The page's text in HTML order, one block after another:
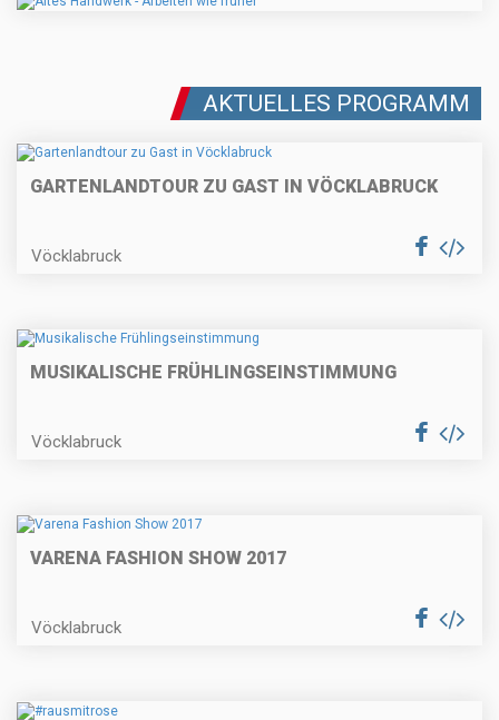
AKTUELLES PROGRAMM
GARTENLANDTOUR ZU GAST IN VÖCKLABRUCK
Vöcklabruck
MUSIKALISCHE FRÜHLINGSEINSTIMMUNG
Vöcklabruck
VARENA FASHION SHOW 2017
Vöcklabruck